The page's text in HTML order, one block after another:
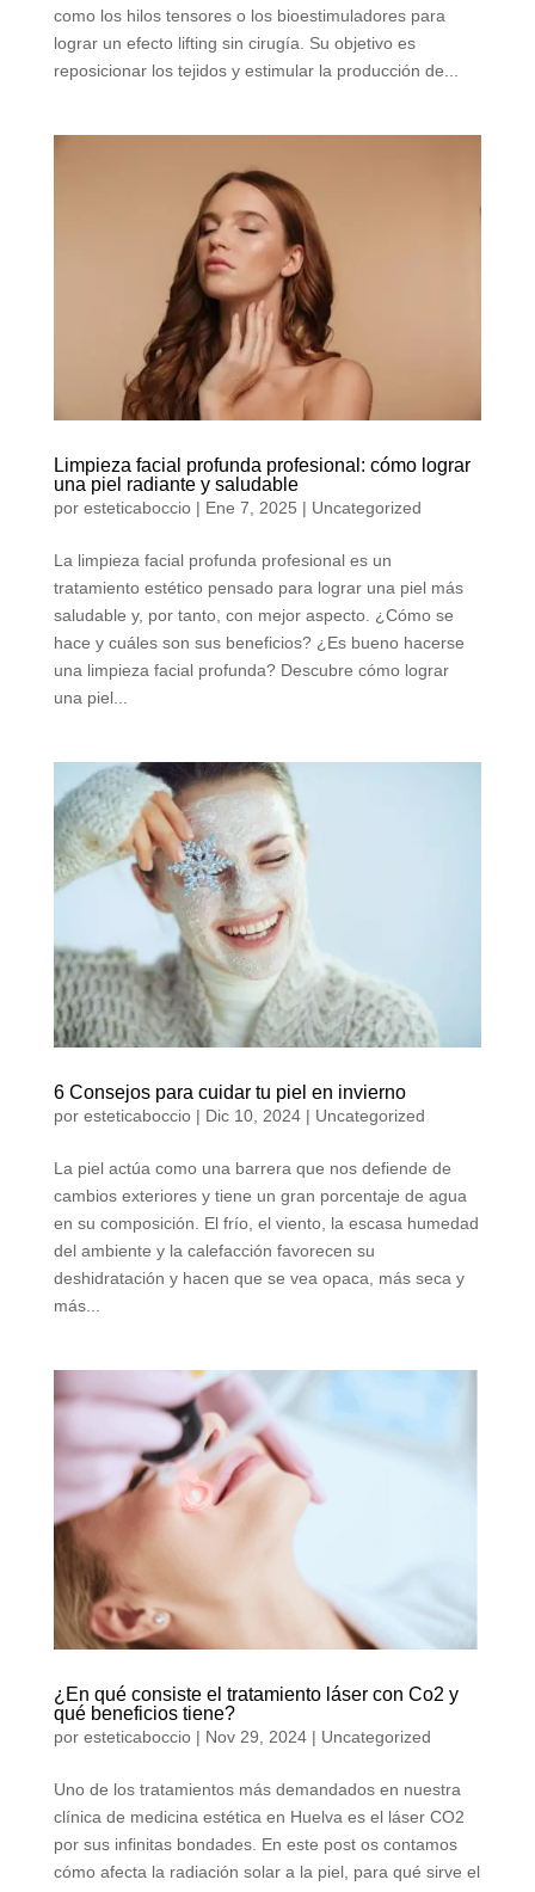
como los hilos tensores o los bioestimuladores para
lograr un efecto lifting sin cirugía. Su objetivo es
reposicionar los tejidos y estimular la producción de...
Limpieza facial profunda profesional: cómo lograr
una piel radiante y saludable
por esteticaboccio| Ene 7, 2025 | Uncategorized
La limpieza facial profunda profesional es un
tratamiento estético pensado para lograr una piel más
saludable y, por tanto, con mejor aspecto. ¿Cómo se
hace y cuáles son sus beneficios? ¿Es bueno hacerse
una limpieza facial profunda? Descubre cómo lograr
una piel...
6 Consejos para cuidar tu piel en invierno
por esteticaboccio| Dic 10, 2024| Uncategorized
La piel actúa como una barrera que nos defiende de
cambios exteriores y tiene un gran porcentaje de agua
en su composición. El frío, el viento, la escasa humedad
del ambiente y la calefacción favorecen su
deshidratación y hacen que se vea opaca, más seca y
más...
¿En qué consiste el tratamiento láser con Co2 y
qué beneficios tiene?
por esteticaboccio| Nov 29, 2024| Uncategorized
Uno de los tratamientos más demandados en nuestra
clínica de medicina estética en Huelva es el láser CO2
por sus infinitas bondades. En este post os contamos
cómo afecta la radiación solar a la piel, para qué sirve el